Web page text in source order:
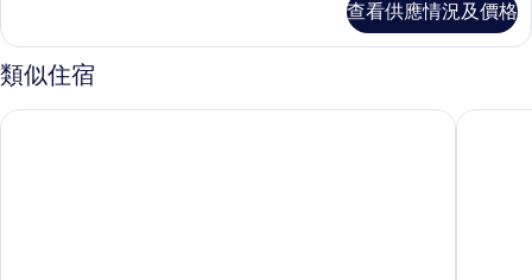
的
相
片
Bed)
詳
情
查看供應情況及價格
類似住宿
丹努比斯瑪麗娜酒店 黃金湖